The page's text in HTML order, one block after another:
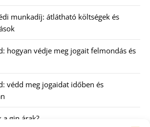
munkadíj: átlátható költségek és
hogyan védje meg jogait felmondás és
védd meg jogaidat időben és
a gin árak?